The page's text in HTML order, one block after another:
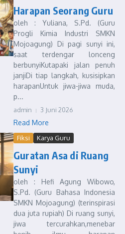
Harapan Seorang Guru
oleh : Yuliana, S.Pd. (Guru
Progli Kimia Industri SMKN
Mojoagung) Di pagi sunyi ini,
saat terdengar lonceng
berbunyiKutapaki jalan penuh
janjiDi tiap langkah, kusisipkan
harapanUntuk jiwa-jiwa muda,
p...
admin 3 Juni 2026
Read More
Fiksi Karya Guru
Guratan Asa di Ruang
Sunyi
oleh : Hefi Agung Wibowo,
S.Pd. (Guru Bahasa Indonesia
SMKN Mojoagung) (terinspirasi
dua juta rupiah) Di ruang sunyi,
jiwa tercurahkan,menebar